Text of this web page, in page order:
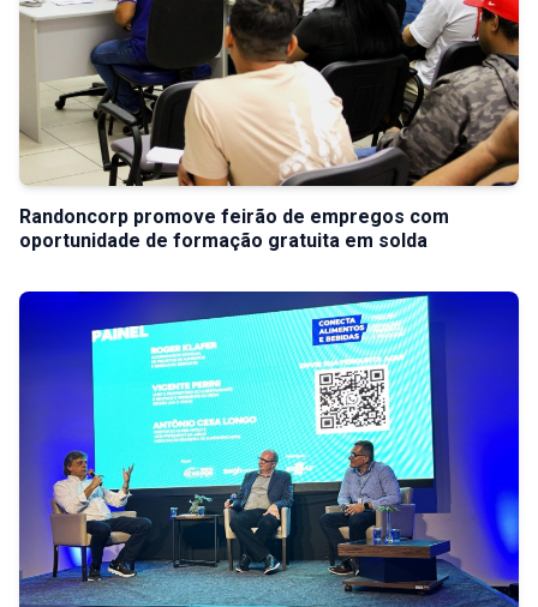
Randoncorp promove feirão de empregos com
oportunidade de formação gratuita em solda